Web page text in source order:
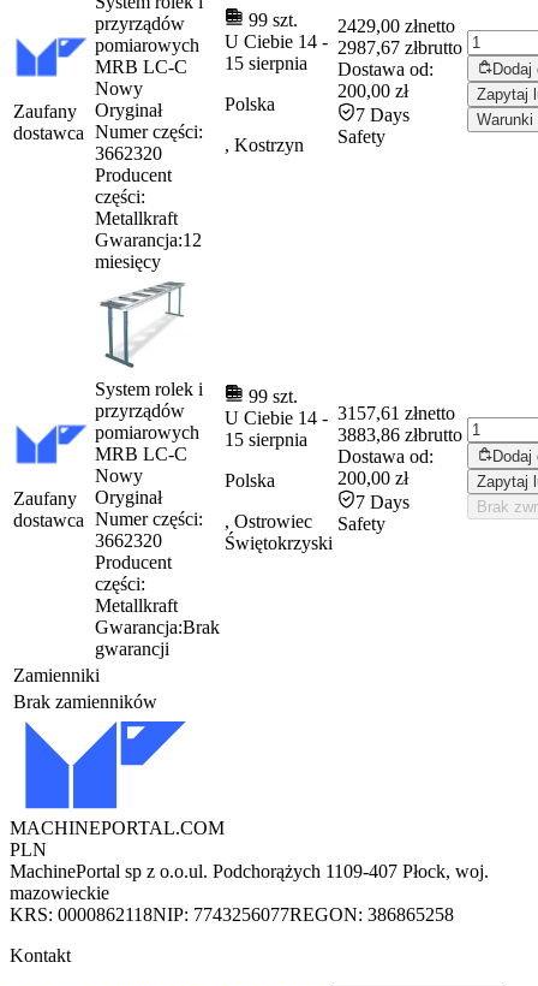
Zaufany
dostawca
przyrządów
pomiarowych
MRB LC-C
Nowy
Oryginał
Numer części:
3662320
Producent
części:
Metallkraft
Gwarancja:12
miesięcy
99 szt.
U Ciebie 14 -
15 sierpnia
Polska
, Kostrzyn
2429,00 złnetto
2987,67 złbrutto
Dostawa od:
200,00 zł
7 Days
Safety
Zapytaj
Warunki
Zaufany
dostawca
System rolek i
przyrządów
pomiarowych
MRB LC-C
Nowy
Oryginał
Numer części:
3662320
Producent
części:
Metallkraft
Gwarancja:Brak
gwarancji
99 szt.
U Ciebie 14 -
15 sierpnia
Polska
, Ostrowiec
Świętokrzyski
3157,61 złnetto
3883,86 złbrutto
Dostawa od:
200,00 zł
7 Days
Safety
Zapytaj
Brak
Zamienniki
Brak zamienników
MACHINEPORTAL.COM
PLN
MachinePortal sp z o.o.ul. Podchorążych 1109-407 Płock, woj.
mazowieckie
KRS: 0000862118NIP: 7743256077REGON: 386865258
Kontakt